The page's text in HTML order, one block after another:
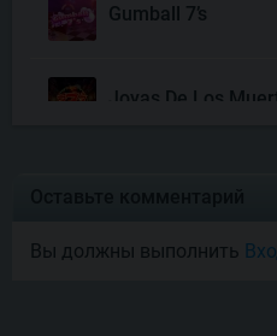
Gumball 7’s
Joyas De Los
Вы должны выполнить